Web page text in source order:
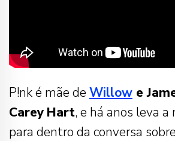
P!nk é mãe de Willow e
Carey Hart, e há anos leva
para dentro da conversa